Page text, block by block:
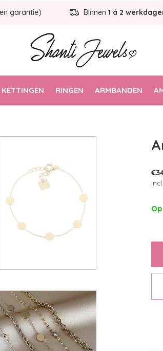
KETTINGEN RINGEN ARMBANDEN
garantie) Binnen 1 á 2